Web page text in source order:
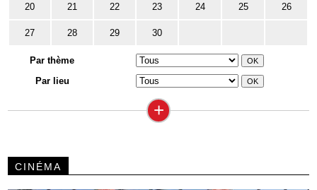
20 21 22 23 24 25 26
27 28 29 30
Par thème
Par lieu
+
CINÉMA